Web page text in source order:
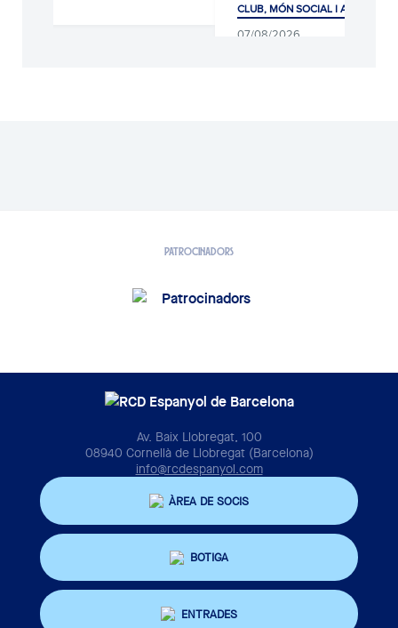
CLUB, MÓN SOCIAL I AFICIÓ
07/08/2026
PATROCINADORS
Av. Baix Llobregat, 100
08940 Cornellà de Llobregat (Barcelona)
info@rcdespanyol.com
ÀREA DE SOCIS
BOTIGA
ENTRADES